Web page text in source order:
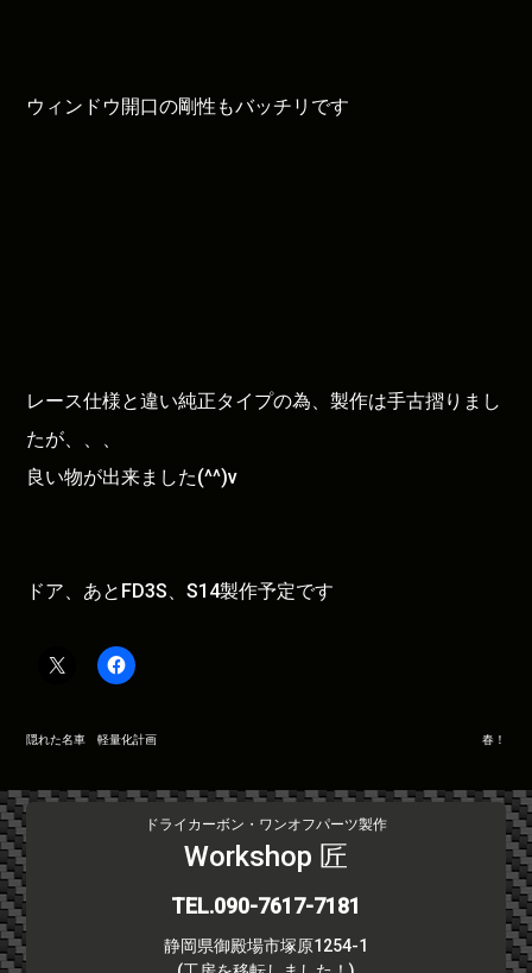
ウィンドウ開口の剛性もバッチリです
レース仕様と違い純正タイプの為、製作は手古摺りまし
たが、、、
良い物が出来ました(^^)v
ドア、あとFD3S、S14製作予定です
投
ナ
ビ
ゲ
ー
シ
ョ
ン
隠れた名車 軽量化計画 春！
ドライカーボン・ワンオフパーツ製作
Workshop 匠
TEL.090-7617-7181
静岡県御殿場市塚原1254-1
(工房を移転しました！)